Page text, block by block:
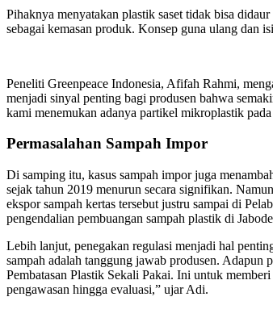
Pihaknya menyatakan plastik saset tidak bisa
sebagai kemasan produk. Konsep guna ulang dan
Peneliti Greenpeace Indonesia, Afifah Rahmi,
menjadi sinyal penting bagi produsen bahwa
kami menemukan adanya partikel mikroplastik
Permasalahan Sampah Impor
Di samping itu, kasus sampah impor juga
sejak tahun 2019 menurun secara signifikan.
ekspor sampah kertas tersebut justru sampai di
pengendalian pembuangan sampah plastik di
Lebih lanjut, penegakan regulasi menjadi hal
sampah adalah tanggung jawab produsen.
Pembatasan Plastik Sekali Pakai. Ini untuk
pengawasan hingga evaluasi,” ujar Adi.